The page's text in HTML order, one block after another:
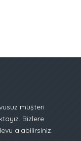
müşteri
Bizlere
alabilirsiniz.